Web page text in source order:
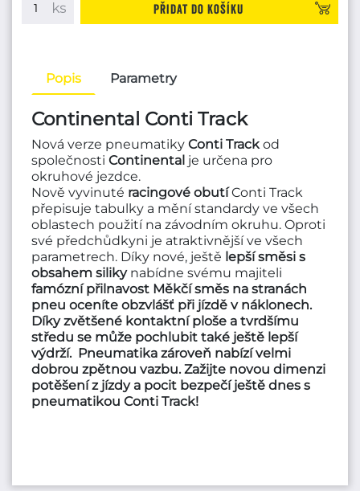
Přidat do košíku
Popis Parametry
Continental Conti Track
Nová verze pneumatiky Conti Trackod
společnosti Continental je určena pro
okruhové jezdce.
Nově vyvinuté racingové obutíConti Track
přepisuje tabulky a mění standardy ve všech
oblastech použití na závodním okruhu. Oproti
své předchůdkyni je atraktivnější ve všech
parametrech. Díky nové, ještě lepší směsi s
obsahem silikynabídne svému majiteli
famózní přilnavost Měkčí směs na stranách
pneu oceníte obzvlášť při jízdě v náklonech.
Díky zvětšené kontaktní ploše a tvrdšímu
středu se může pochlubit také ještě lepší
výdrží. Pneumatika zároveň nabízí velmi
dobrou zpětnou vazbu. Zažijte novou dimenzi
potěšení z jízdy a pocit bezpečí ještě dnes s
pneumatikou Conti Track!